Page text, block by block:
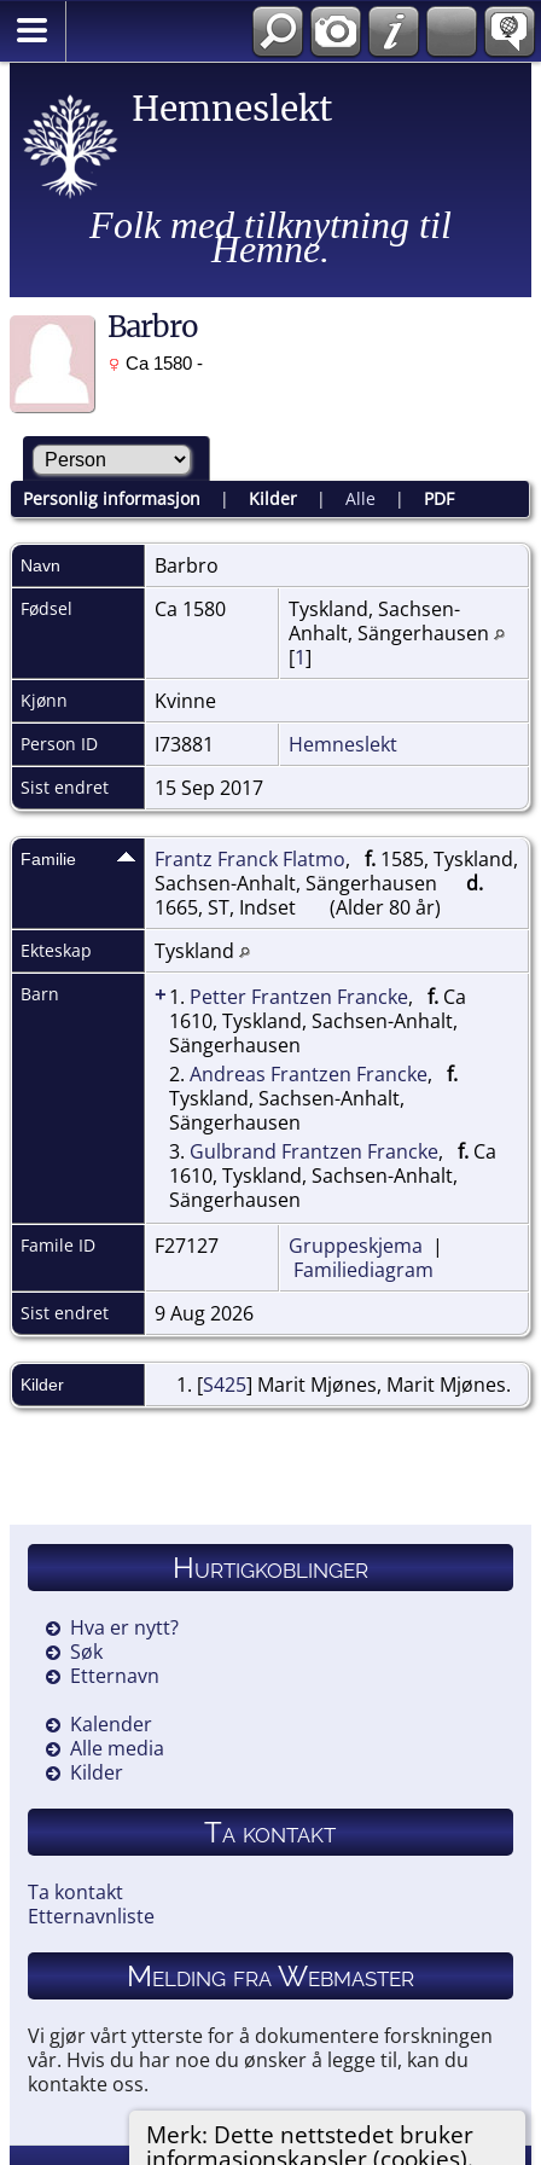
Hemneslekt
Folk med tilknytning til
Hemne.
Merk: Dette nettstedet bruker
informasjonskapsler (cookies).
Barbro
Ca 1580 -
Personlig informasjon | Kilder| Alle| PDF
Navn Barbro
Fødsel Ca 1580
Tyskland, Sachsen-
Anhalt, Sängerhausen
[1]
Kjønn Kvinne
Person ID I73881 Hemneslekt
Sist endret 15 Sep 2017
Familie Frantz Franck Flatmo, f. 1585, Tyskland,
Sachsen-Anhalt, Sängerhausen
d.
1665, ST, Indset
(Alder 80 år)
Ekteskap Tyskland
Barn +1. Petter Frantzen Francke, f. Ca
1610, Tyskland, Sachsen-Anhalt,
Sängerhausen
2. Andreas Frantzen Francke, f.
Tyskland, Sachsen-Anhalt,
Sängerhausen
3. Gulbrand Frantzen Francke, f. Ca
1610, Tyskland, Sachsen-Anhalt,
Sängerhausen
Famile ID F27127 Gruppeskjema |
Familiediagram
Sist endret 9 Aug 2026
Kilder [S425] Marit Mjønes, Marit Mjønes.
Hurtigkoblinger
Hva er nytt?
Søk
Etternavn
Kalender
Alle media
Kilder
Ta kontakt
Ta kontakt
Etternavnliste
Melding fra Webmaster
Vi gjør vårt ytterste for å dokumentere forskningen
vår. Hvis du har noe du ønsker å legge til, kan du
kontakte oss.